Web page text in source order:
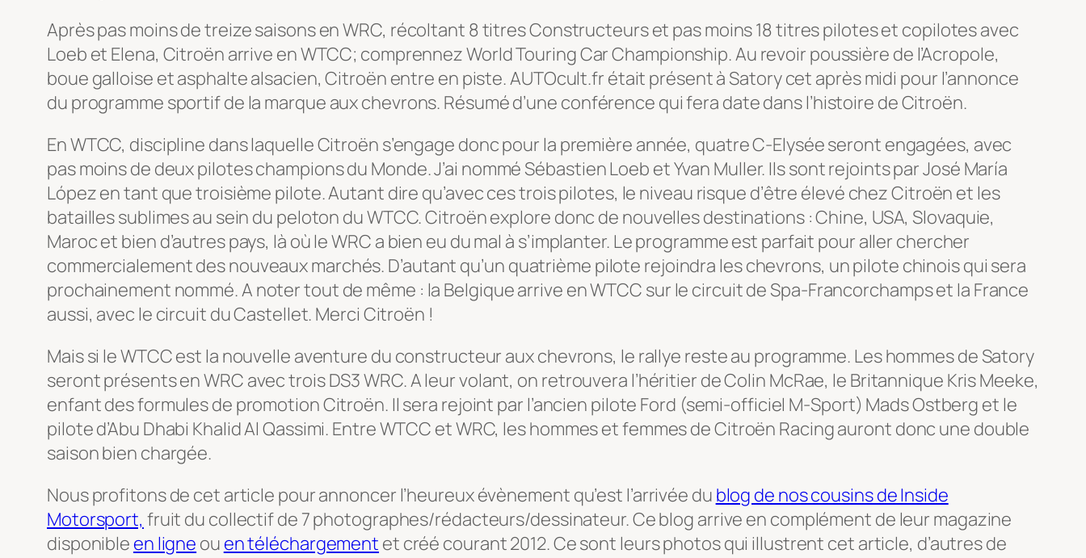
Après pas moins de treize saisons en WRC, récoltant 8 titres Constructeurs et pas moins 18 titres pilotes et copilotes avec
Loeb et Elena, Citroën arrive en WTCC; comprennez World Touring Car Championship. Au revoir poussière de l’Acropole,
boue galloise et asphalte alsacien, Citroën entre en piste. AUTOcult.fr était présent à Satory cet après midi pour l’annonce
du programme sportif de la marque aux chevrons. Résumé d’une conférence qui fera date dans l’histoire de Citroën.
En WTCC, discipline dans laquelle Citroën s’engage donc pour la première année, quatre C-Elysée seront engagées, avec
pas moins de deux pilotes champions du Monde. J’ai nommé Sébastien Loeb et Yvan Muller. Ils sont rejoints par José María
López en tant que troisième pilote. Autant dire qu’avec ces trois pilotes, le niveau risque d’être élevé chez Citroën et les
batailles sublimes au sein du peloton du WTCC. Citroën explore donc de nouvelles destinations : Chine, USA, Slovaquie,
Maroc et bien d’autres pays, là où le WRC a bien eu du mal à s’implanter. Le programme est parfait pour aller chercher
commercialement des nouveaux marchés. D’autant qu’un quatrième pilote rejoindra les chevrons, un pilote chinois qui sera
prochainement nommé. A noter tout de même : la Belgique arrive en WTCC sur le circuit de Spa-Francorchamps et la France
aussi, avec le circuit du Castellet. Merci Citroën !
Mais si le WTCC est la nouvelle aventure du constructeur aux chevrons, le rallye reste au programme. Les hommes de Satory
seront présents en WRC avec trois DS3 WRC. A leur volant, on retrouvera l’héritier de Colin McRae, le Britannique Kris Meeke,
enfant des formules de promotion Citroën. Il sera rejoint par l’ancien pilote Ford (semi-officiel M-Sport) Mads Ostberg et le
pilote d’Abu Dhabi Khalid Al Qassimi. Entre WTCC et WRC, les hommes et femmes de Citroën Racing auront donc une double
saison bien chargée.
Nous profitons de cet article pour annoncer l’heureux évènement qu’est l’arrivée du blog de nos cousins de Inside
Motorsport, fruit du collectif de 7 photographes/rédacteurs/dessinateur. Ce blog arrive en complément de leur magazine
disponible en ligne ou en téléchargement et créé courant 2012. Ce sont leurs photos qui illustrent cet article, d’autres de